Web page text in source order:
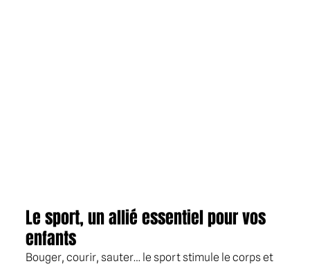
Le sport, un allié essentiel pour vos
enfants
Bouger, courir, sauter… le sport stimule le corps et